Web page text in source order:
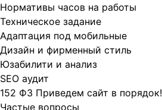
Нормативы часов на работы
Техническое задание
Адаптация под мобильные
Дизайн и фирменный стиль
Юзабилити и анализ
SEO аудит
152 ФЗ Приведем сайт в порядок!
Частые вопросы